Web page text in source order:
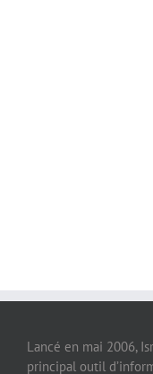
Lancé en mai 2006,
principal outil